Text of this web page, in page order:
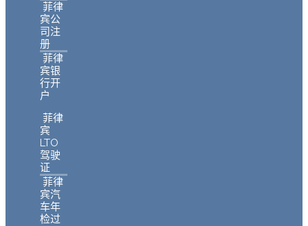
菲律
宾公
司注
册
菲律
宾银
行开
户
菲律
宾
LTO
驾驶
证
菲律
宾汽
车年
检过